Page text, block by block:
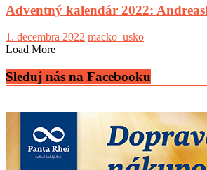
Adventný kalendár 2022:
1. decembra 2022 macko_usko
Load More
Sleduj nás na Facebooku